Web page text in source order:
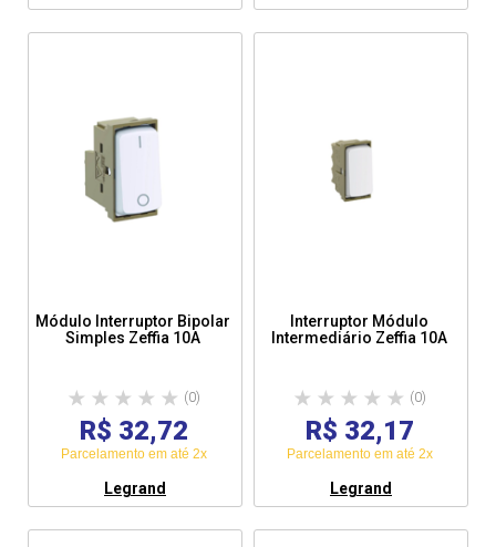
Módulo Interruptor Bipolar
Simples Zeffia 10A
(0)
R$ 32,72
Parcelamento em até 2x
Legrand
Interruptor Módulo
Intermediário Zeffia 10A
(0)
R$ 32,17
Parcelamento em até 2x
Legrand